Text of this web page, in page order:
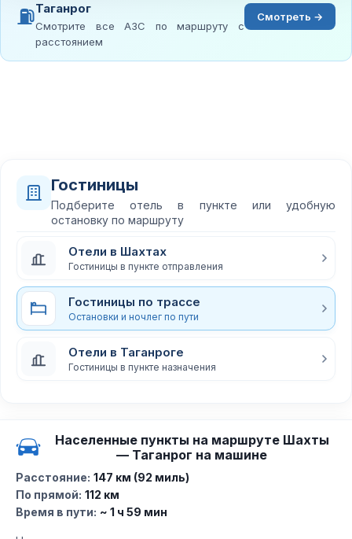
⛽Таганрог
Смотрите все АЗС по маршруту с
расстоянием
Смотреть →
Гостиницы
Подберите отель в пункте или удобную
остановку по маршруту
Отели в Шахтах
Гостиницы в пункте отправления
Гостиницы по трассе
Остановки и ночлег по пути
Отели в Таганроге
Гостиницы в пункте назначения
Населенные пункты на маршруте Шахты
— Таганрог на машине
Расстояние: 147 км (92 миль)
По прямой: 112 км
Время в пути: ~ 1 ч 59 мин